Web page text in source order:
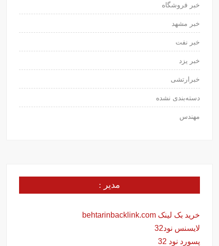
خبر فروشگاه
خبر مشهد
خبر نفت
خبر یزد
خبرارتشی
دسته‌بندی نشده
مهندس
مدیر :
خرید بک لینک behtarinbacklink.com
لایسنس نود32
پسورد نود 32